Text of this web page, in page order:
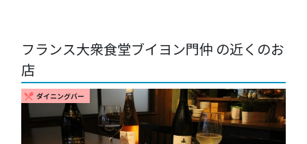
フランス大衆食堂ブイヨン門仲 の近くのお
店
restaurant_menu ダイニングバー